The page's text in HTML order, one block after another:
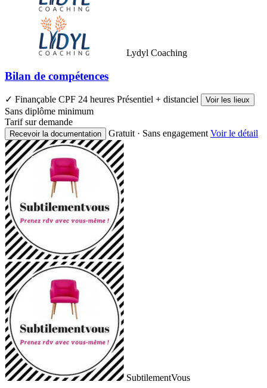
Lydyl Coaching
Bilan de compétences
✓ Finançable CPF 24 heures Présentiel + distanciel Voir les lieux
Sans diplôme minimum
Tarif sur demande
Recevoir la documentation Gratuit · Sans engagement Voir le détail
SubtilementVous